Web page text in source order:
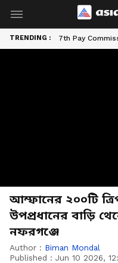
TRENDING : 7th Pay
আম্ফানের ২০০টি
উপপ্রধানের বাড়ি
নফরগঞ্জে
Author : Biman Mondal
Published : Jun 10 2026,